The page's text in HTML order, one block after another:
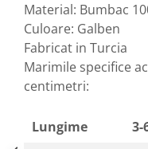
Material: Bumbac
Culoare: Galben
Fabricat in Turcia
Marimile specifice
centimetri:
Lungime 3-